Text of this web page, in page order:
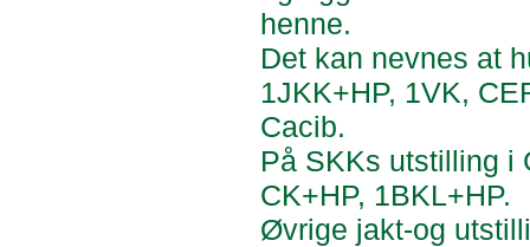
henne.
Det kan nevnes at
1JKK+HP, 1VK,
Cacib.
På SKKs utstilling i
CK+HP, 1BKL+HP.
Øvrige jakt-og